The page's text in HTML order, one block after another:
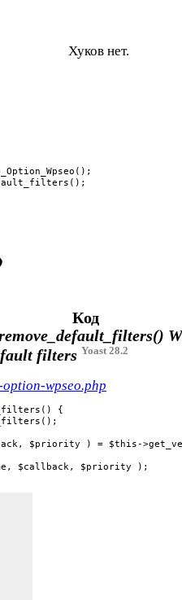
Хуков нет.
Код
filters Yoast 28.2
wpseo.php
{